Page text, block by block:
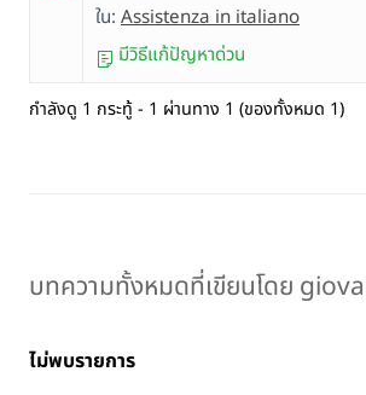
ใน: Assistenza in italiano
มีวิธีแก้ปัญหาด่วน
กำลังดู 1 กระทู้ - 1 ผ่านทาง 1 (ของทั้งหมด 1)
บทความทั้งหมดที่เขียนโดย
ไม่พบรายการ